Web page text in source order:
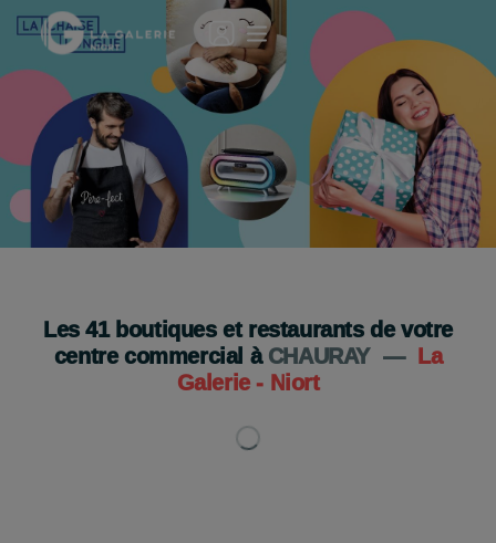
Je découvre
Les41boutiques et restaurants de votre
centre commercial à CHAURAY —
La
Galerie - Niort